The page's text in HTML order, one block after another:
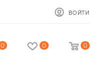
ВОЙТИ
0 0 0